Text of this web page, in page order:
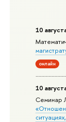
10
онлайн
10
Семинар